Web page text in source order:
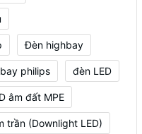
Đèn highbay
philips đèn LED
âm đất MPE
trần (Downlight LED)